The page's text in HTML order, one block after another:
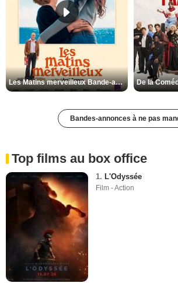
Les Matins merveilleux Bande-annonce VF
Bandes-annonces à ne pas
Top films au box office
1. L'Odyssée
Film - Action